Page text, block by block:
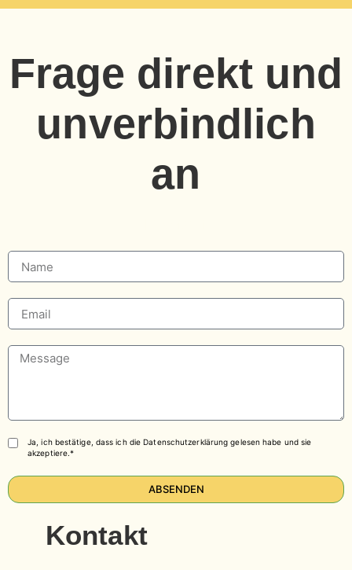
Frage direkt und
unverbindlich
an
Ja, ich bestätige, dass ich die Datenschutzerklärung gelesen habe und sie
akzeptiere.*
ABSENDEN
Kontakt